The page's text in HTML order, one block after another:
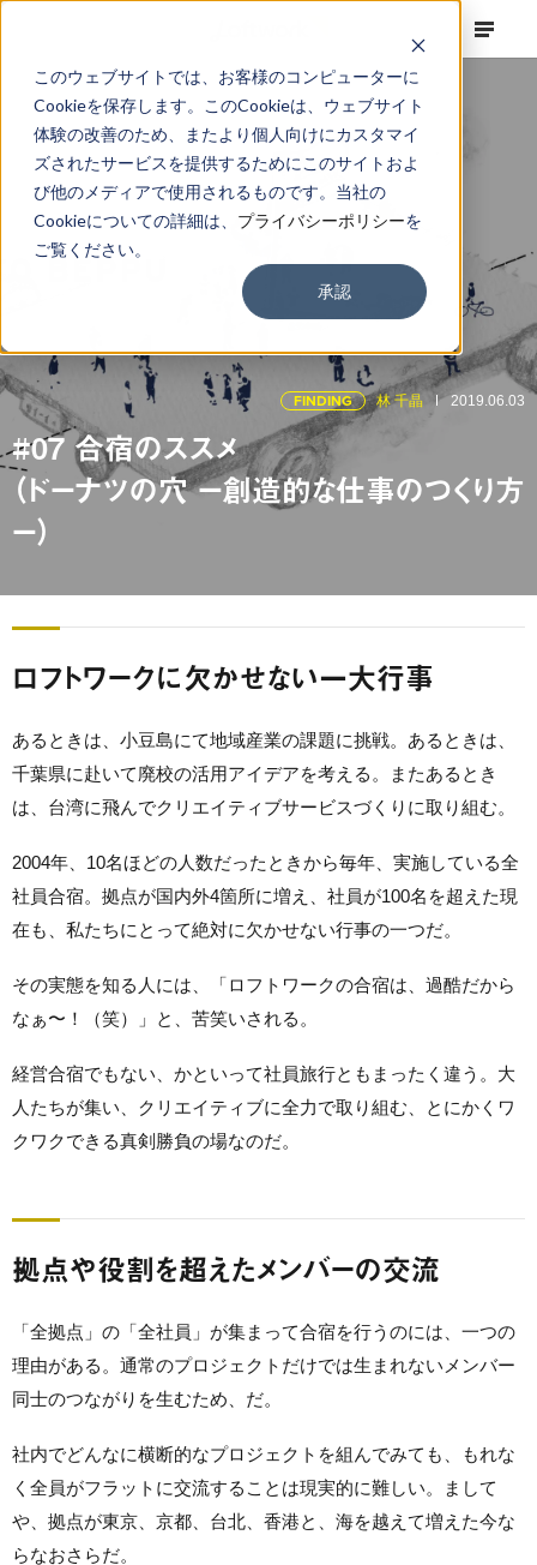
このウェブサイトでは、お客様のコンピューターに
Cookieを保存します。このCookieは、ウェブサイト
体験の改善のため、またより個人向けにカスタマイ
ズされたサービスを提供するためにこのサイトおよ
び他のメディアで使用されるものです。当社の
Cookieについての詳細は、 プライバシーポリシーを
ご覧ください。
承認
FINDING 林 千晶 2019.06.03
#07 合宿のススメ
（ドーナツの穴 ー創造的な仕事のつくり方
ー）
ロフトワークに欠かせない一大行事
あるときは、小豆島にて地域産業の課題に挑戦。あるときは、
千葉県に赴いて廃校の活用アイデアを考える。またあるとき
は、台湾に飛んでクリエイティブサービスづくりに取り組む。
2004年、10名ほどの人数だったときから毎年、実施している全
社員合宿。拠点が国内外4箇所に増え、社員が100名を超えた現
在も、私たちにとって絶対に欠かせない行事の一つだ。
その実態を知る人には、「ロフトワークの合宿は、過酷だから
なぁ〜！（笑）」と、苦笑いされる。
経営合宿でもない、かといって社員旅行ともまったく違う。大
人たちが集い、クリエイティブに全力で取り組む、とにかくワ
クワクできる真剣勝負の場なのだ。
拠点や役割を超えたメンバーの交流
「全拠点」の「全社員」が集まって合宿を行うのには、一つの
理由がある。通常のプロジェクトだけでは生まれないメンバー
同士のつながりを生むため、だ。
社内でどんなに横断的なプロジェクトを組んでみても、もれな
く全員がフラットに交流することは現実的に難しい。まして
や、拠点が東京、京都、台北、香港と、海を越えて増えた今な
らなおさらだ。